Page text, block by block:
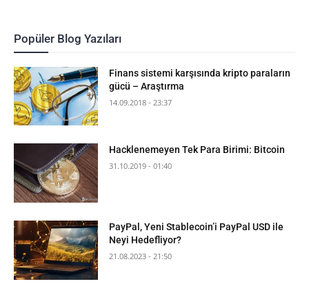
Popüler Blog Yazıları
Finans sistemi karşısında kripto paraların
gücü – Araştırma
14.09.2018 - 23:37
Hacklenemeyen Tek Para Birimi: Bitcoin
31.10.2019 - 01:40
PayPal, Yeni Stablecoin’i PayPal USD ile
Neyi Hedefliyor?
21.08.2023 - 21:50